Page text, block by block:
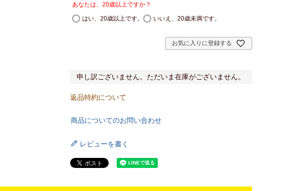
あなたは、20歳以上ですか？
はい、20歳以上です。
いいえ、20歳未満です。
お気に入りに登録する
申し訳ございません。ただいま在庫がございません。
返品特約について
商品についてのお問い合わせ
レビューを書く